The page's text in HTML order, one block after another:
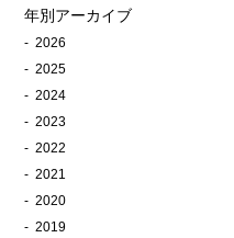
年別アーカイブ
2026
2025
2024
2023
2022
2021
2020
2019